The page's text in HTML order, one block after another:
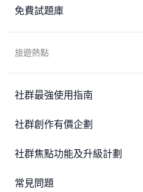
免費試題庫
旅遊熱點
社群最強使用指南
社群創作有價企劃
社群焦點功能及升級計劃
常見問題